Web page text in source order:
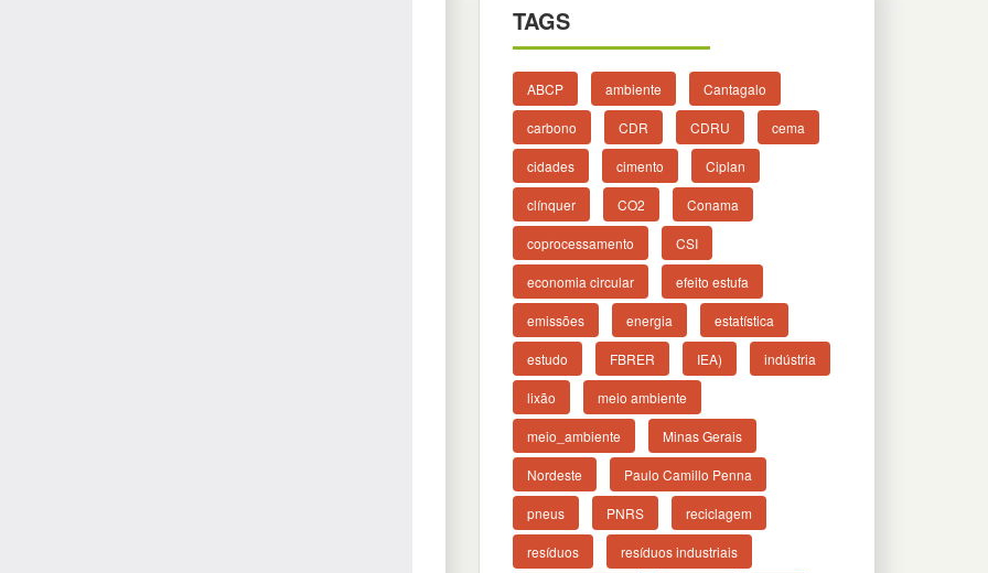
TAGS
ABCP ambiente Cantagalo
carbono CDR CDRU cema
cidades cimento Ciplan
clínquer CO2 Conama
coprocessamento CSI
economia circular efeito estufa
emissões energia estatística
estudo FBRER IEA) indústria
lixão meio ambiente
meio_ambiente Minas Gerais
Nordeste Paulo Camillo Penna
pneus PNRS reciclagem
resíduos resíduos industriais